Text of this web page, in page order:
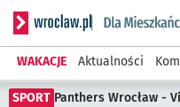
Serwis informacyjny
WAKACJE Aktualności
SPORT Panthers Wrocław -